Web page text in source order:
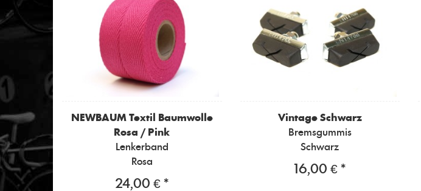
NEWBAUM Textil Baumwolle
Rosa / Pink
Lenkerband
Rosa
24,00 € *
Vintage Schwarz
Bremsgummis
Schwarz
16,00 € *